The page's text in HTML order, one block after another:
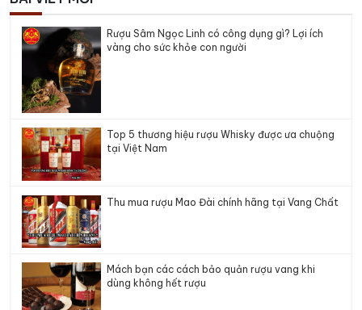
Rượu Sâm Ngọc Linh có công dụng gì? Lợi ích
vàng cho sức khỏe con người
Top 5 thương hiệu rượu Whisky được ưa chuộng
tại Việt Nam
Thu mua rượu Mao Đài chính hãng tại Vang Chất
Mách bạn các cách bảo quản rượu vang khi
dùng không hết rượu